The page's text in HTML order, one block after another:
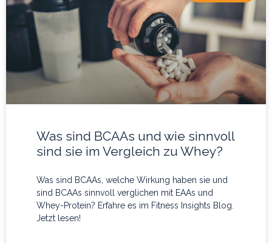
Was sind BCAAs und wie sinnvoll
sind sie im Vergleich zu Whey?
Was sind BCAAs, welche Wirkung haben sie und
sind BCAAs sinnvoll verglichen mit EAAs und
Whey-Protein? Erfahre es im Fitness Insights Blog.
Jetzt lesen!